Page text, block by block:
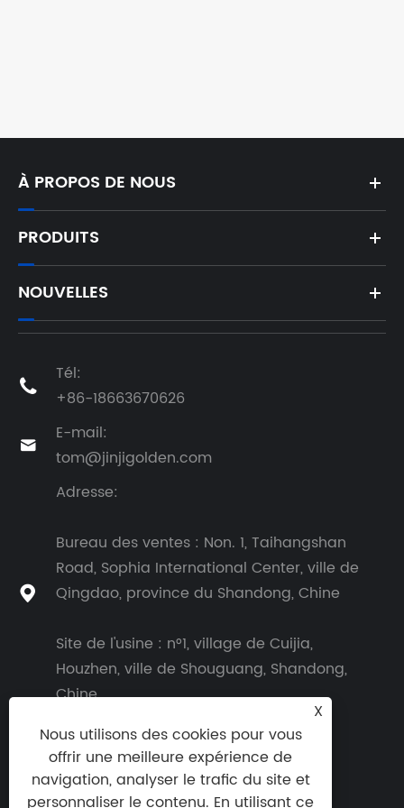
À PROPOS DE NOUS
PRODUITS
NOUVELLES

Tél:
+86-18663670626

E-mail:
tom@jinjigolden.com

Adresse:
Bureau des ventes : Non. 1, Taihangshan
Road, Sophia International Center, ville de
Qingdao, province du Shandong, Chine
Site de l'usine : n°1, village de Cuijia,
Houzhen, ville de Shouguang, Shandong,
Chine
X
Nous utilisons des cookies pour vous
offrir une meilleure expérience de
navigation, analyser le trafic du site et
personnaliser le contenu. En utilisant ce